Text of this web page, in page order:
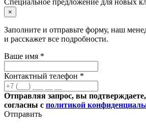
Специальное предложение для новых
×
Заполните и отправьте форму, наш
и расскажет все подробности.
Ваше имя *
Контактный телефон *
Отправляя запрос, вы
согласны с политикой
Отправить